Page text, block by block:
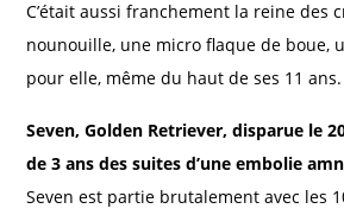
C’était aussi franchement la reine des
nounouille, une micro flaque de boue,
pour elle, même du haut de ses 11 ans.
Seven, Golden Retriever, disparue le
de 3 ans des suites d’une embolie
Seven est partie brutalement avec les